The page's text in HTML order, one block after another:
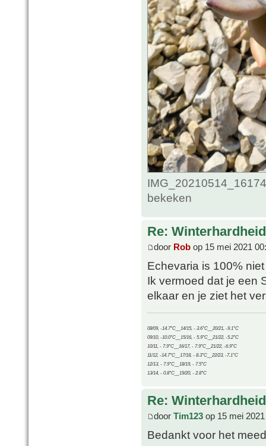
bekeken
Re:
door Rob op 15 mei 2021
Echevaria is 100%
Ik vermoed dat je een
elkaar en je ziet het
08/09, -14.7°C__14/15, - 3.6°C__20/21, -9.1°C
09/10, -10.0°C__15/16, - 5.9°C__21/22, -5.2°C
10/11, - 7.9°C__16/17, - 7.9°C__21/22, -6.9°C
11/12, -14.7°C__17/18, - 8.3°C__22/23, -7.1°C
12/13, - 7.9°C__18/19, - 7.5°C
13/14, - 0.8°C__19/20, - 2.8°C
Re:
door Tim123 op 15 mei
Bedankt voor het